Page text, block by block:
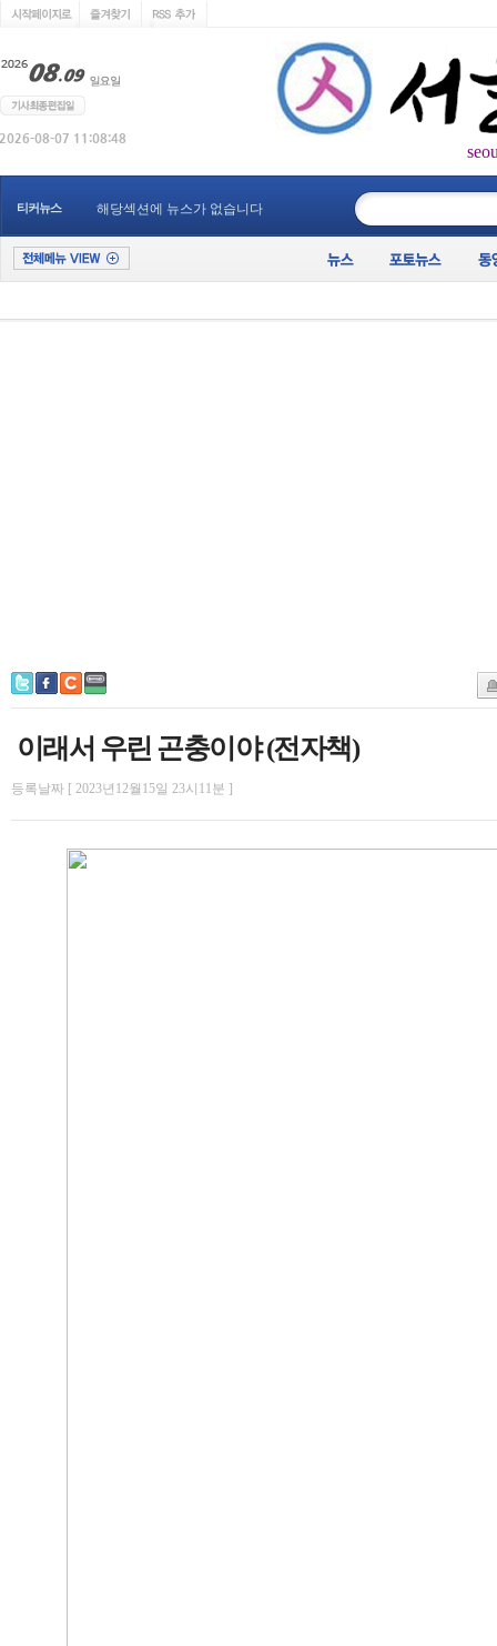
티커뉴스 해당섹션에 뉴스가 없습니다
이래서 우린 곤충이야 (전자책)
등록날짜 [ 2023년12월15일 23시11분 ]